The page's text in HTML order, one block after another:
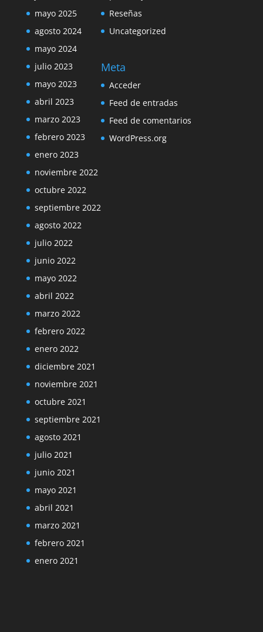
mayo 2025
agosto 2024
mayo 2024
julio 2023
mayo 2023
abril 2023
marzo 2023
febrero 2023
enero 2023
noviembre 2022
octubre 2022
septiembre 2022
agosto 2022
julio 2022
junio 2022
mayo 2022
abril 2022
marzo 2022
febrero 2022
enero 2022
diciembre 2021
noviembre 2021
octubre 2021
septiembre 2021
agosto 2021
julio 2021
junio 2021
mayo 2021
abril 2021
marzo 2021
febrero 2021
enero 2021
Reseñas
Uncategorized
Meta
Acceder
Feed de entradas
Feed de comentarios
WordPress.org